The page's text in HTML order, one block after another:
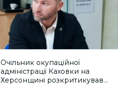
Очільник окупаційної
адміністрації Каховки на
Херсонщині розкритикував